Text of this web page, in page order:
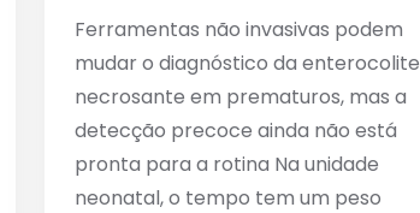
Ferramentas não invasivas podem
mudar o diagnóstico da enterocolite
necrosante em prematuros, mas a
detecção precoce ainda não está
pronta para a rotina Na unidade
neonatal, o tempo tem um peso